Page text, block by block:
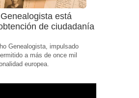
está
de ciudadanía
Genealogista, impulsado
a más de once mil
europea.